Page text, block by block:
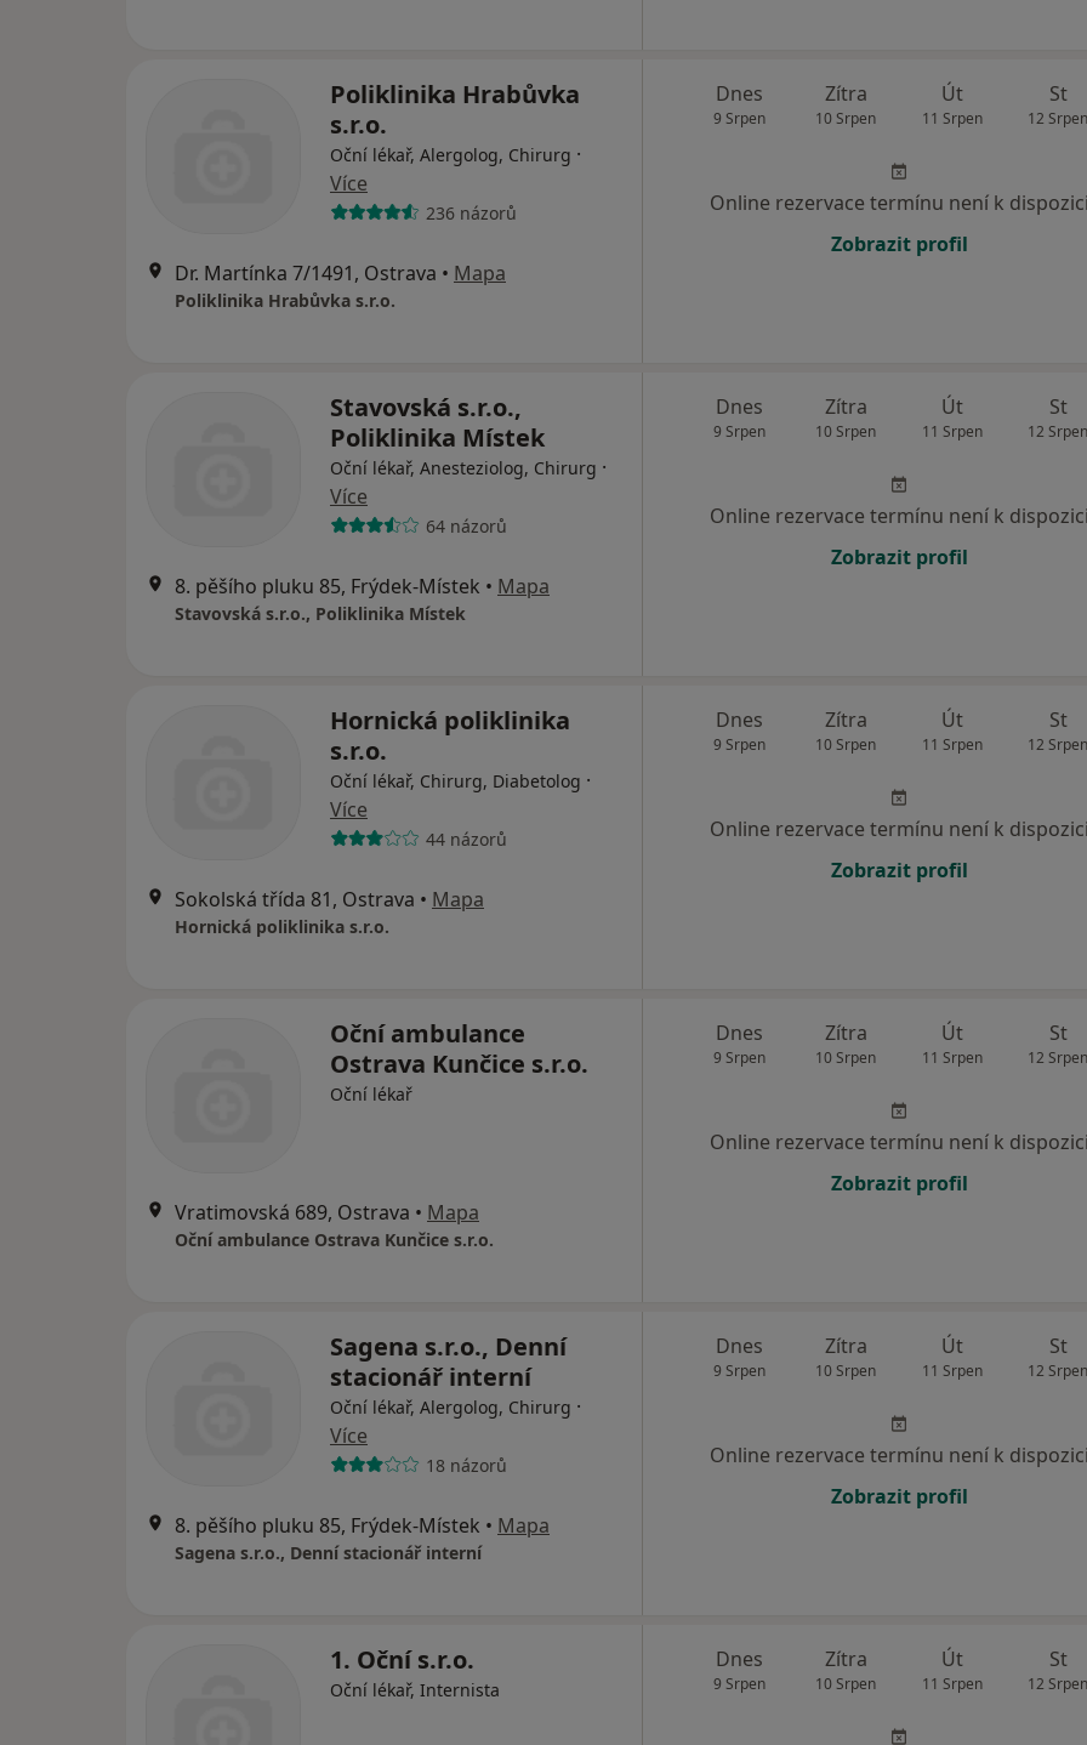
Poliklinika Hrabůvka
s.r.o.
Oční lékař, Alergolog, Chirurg ·
Více
236 názorů
Dr. Martínka 7/1491, Ostrava • Mapa
Poliklinika Hrabůvka s.r.o.
Dnes
9 Srpen
Zítra
10 Srpen
Út
11 Srpen
St
12 Srpen
Online rezervace termínu není k dispozici
Zobrazit profil
Stavovská s.r.o.,
Poliklinika Místek
Oční lékař, Anesteziolog, Chirurg ·
Více
64 názorů
8. pěšího pluku 85, Frýdek-Místek • Mapa
Stavovská s.r.o., Poliklinika Místek
Dnes
9 Srpen
Zítra
10 Srpen
Út
11 Srpen
St
12 Srpen
Online rezervace termínu není k dispozici
Zobrazit profil
Hornická poliklinika
s.r.o.
Oční lékař, Chirurg, Diabetolog ·
Více
44 názorů
Sokolská třída 81, Ostrava • Mapa
Hornická poliklinika s.r.o.
Dnes
9 Srpen
Zítra
10 Srpen
Út
11 Srpen
St
12 Srpen
Online rezervace termínu není k dispozici
Zobrazit profil
Oční ambulance
Ostrava Kunčice s.r.o.
Oční lékař
Vratimovská 689, Ostrava • Mapa
Oční ambulance Ostrava Kunčice s.r.o.
Dnes
9 Srpen
Zítra
10 Srpen
Út
11 Srpen
St
12 Srpen
Online rezervace termínu není k dispozici
Zobrazit profil
Sagena s.r.o., Denní
stacionář interní
Oční lékař, Alergolog, Chirurg ·
Více
18 názorů
8. pěšího pluku 85, Frýdek-Místek • Mapa
Sagena s.r.o., Denní stacionář interní
Dnes
9 Srpen
Zítra
10 Srpen
Út
11 Srpen
St
12 Srpen
Online rezervace termínu není k dispozici
Zobrazit profil
1. Oční s.r.o.
Oční lékař, Internista
Dnes
9 Srpen
Zítra
10 Srpen
Út
11 Srpen
St
12 Srpen